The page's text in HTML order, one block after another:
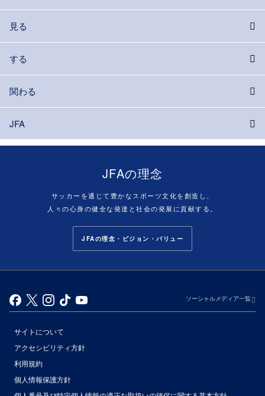
見る
する
関わる
JFA
JFAの理念
サッカーを通じて豊かなスポーツ文化を創造し、
人々の心身の健全な発達と社会の発展に貢献する。
JFAの理念・ビジョン・バリュー
ソーシャルメディア一覧
サイトについて
アクセシビリティ方針
利用規約
個人情報保護方針